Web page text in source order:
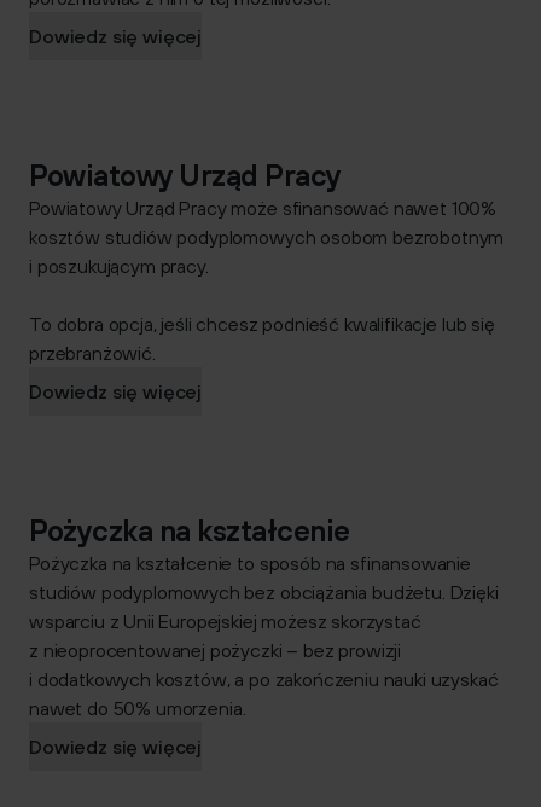
Dowiedz się więcej
Powiatowy Urząd Pracy
Powiatowy Urząd Pracy może sfinansować nawet 100%
kosztów studiów podyplomowych osobom bezrobotnym
i poszukującym pracy.
To dobra opcja, jeśli chcesz podnieść kwalifikacje lub się
przebranżowić
Dowiedz się więcej
Pożyczka na kształcenie
Pożyczka na kształcenie to sposób na sfinansowanie
studiów podyplomowych bez obciążania budżetu. Dzięki
wsparciu z Unii Europejskiej możesz skorzystać
z nieoprocentowanej pożyczki – bez prowizji
i dodatkowych kosztów, a po zakończeniu nauki uzyskać
nawet do 50% umorzenia
Dowiedz się więcej